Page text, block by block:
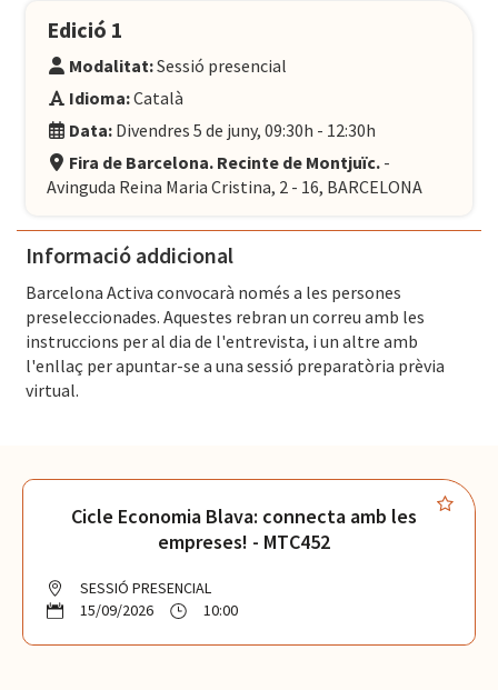
Edició 1
Modalitat:Sessió presencial
Idioma:Català
Data: Divendres 5 de juny, 09:30h - 12:30h
Fira de Barcelona. Recinte de Montjuïc. -
Avinguda Reina Maria Cristina, 2 - 16, BARCELONA
Informació addicional
Barcelona Activa convocarà només a les persones
preseleccionades. Aquestes rebran un correu amb les
instruccions per al dia de l'entrevista, i un altre amb
l'enllaç per apuntar-se a una sessió preparatòria prèvia
virtual.
Cicle Economia Blava: connecta amb les
empreses! - MTC452
SESSIÓ PRESENCIAL
15/09/2026
10:00